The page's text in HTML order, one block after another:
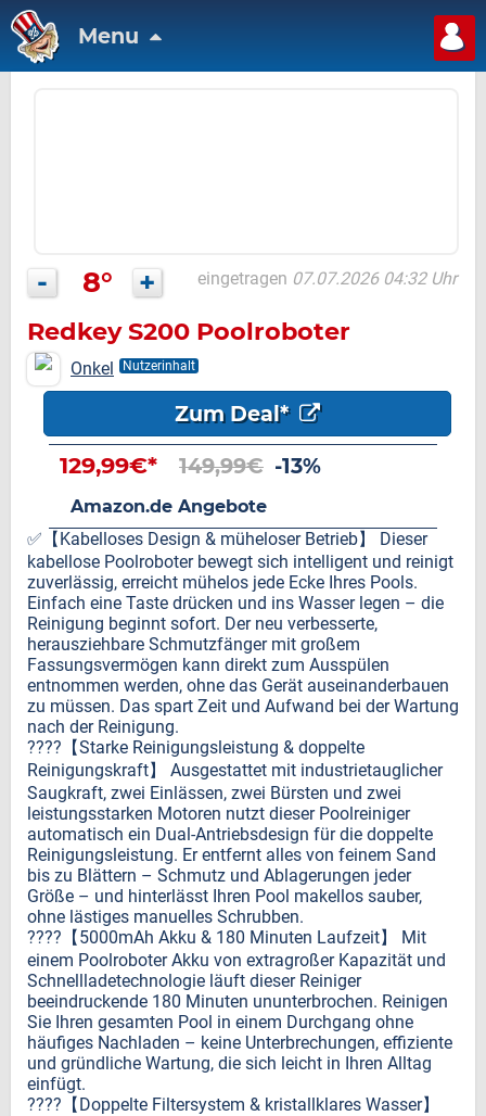
Menu
- 8° + eingetragen 07.07.2026 04:32 Uhr
Redkey S200 Poolroboter
Onkel Nutzerinhalt
Zum Deal*
129,99€* 149,99€ -13%
Amazon.de Angebote
✅【Kabelloses Design & müheloser Betrieb】 Dieser
kabellose Poolroboter bewegt sich intelligent und reinigt
zuverlässig, erreicht mühelos jede Ecke Ihres Pools.
Einfach eine Taste drücken und ins Wasser legen – die
Reinigung beginnt sofort. Der neu verbesserte,
herausziehbare Schmutzfänger mit großem
Fassungsvermögen kann direkt zum Ausspülen
entnommen werden, ohne das Gerät auseinanderbauen
zu müssen. Das spart Zeit und Aufwand bei der Wartung
nach der Reinigung.
????【Starke Reinigungsleistung & doppelte
Reinigungskraft】 Ausgestattet mit industrietauglicher
Saugkraft, zwei Einlässen, zwei Bürsten und zwei
leistungsstarken Motoren nutzt dieser Poolreiniger
automatisch ein Dual-Antriebsdesign für die doppelte
Reinigungsleistung. Er entfernt alles von feinem Sand
bis zu Blättern – Schmutz und Ablagerungen jeder
Größe – und hinterlässt Ihren Pool makellos sauber,
ohne lästiges manuelles Schrubben.
????【5000mAh Akku & 180 Minuten Laufzeit】 Mit
einem Poolroboter Akku von extragroßer Kapazität und
Schnellladetechnologie läuft dieser Reiniger
beeindruckende 180 Minuten ununterbrochen. Reinigen
Sie Ihren gesamten Pool in einem Durchgang ohne
häufiges Nachladen – keine Unterbrechungen, effiziente
und gründliche Wartung, die sich leicht in Ihren Alltag
einfügt.
????【Doppelte Filtersystem & kristallklares Wasser】